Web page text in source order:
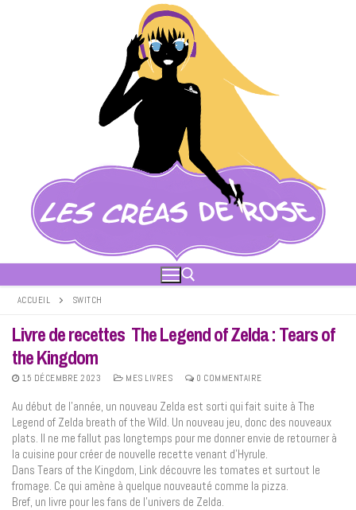
ACCUEIL SWITCH
Livre de recettes The Legend of Zelda : Tears of
the Kingdom
15 DÉCEMBRE 2023 MES LIVRES 0 COMMENTAIRE
Au début de l’année, un nouveau Zelda est sorti qui fait suite à The
Legend of Zelda breath of the Wild. Un nouveau jeu, donc des nouveaux
plats. Il ne me fallut pas longtemps pour me donner envie de retourner à
la cuisine pour créer de nouvelle recette venant d’Hyrule.
Dans Tears of the Kingdom, Link découvre les tomates et surtout le
fromage. Ce qui amène à quelque nouveauté comme la pizza.
Bref, un livre pour les fans de l’univers de Zelda.